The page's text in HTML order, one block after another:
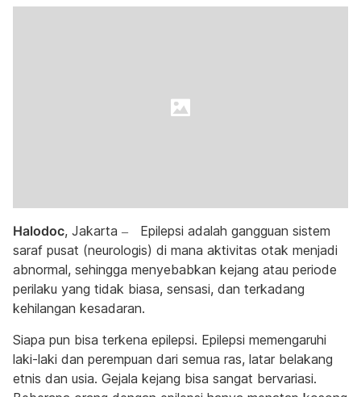
Halodoc, Jakarta – Epilepsi adalah gangguan sistem
saraf pusat (neurologis) di mana aktivitas otak menjadi
abnormal, sehingga menyebabkan kejang atau periode
perilaku yang tidak biasa, sensasi, dan terkadang
kehilangan kesadaran.
Siapa pun bisa terkena epilepsi. Epilepsi memengaruhi
laki-laki dan perempuan dari semua ras, latar belakang
etnis dan usia. Gejala kejang bisa sangat bervariasi.